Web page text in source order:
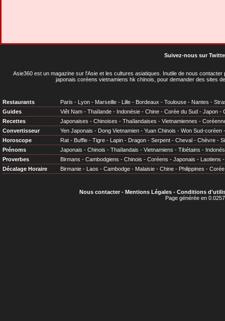
Suivez-nous sur
Asie360 est un magazine sur l'Asie et les cultures asiatiques . Inutile de nous
japonais coréens vietnamiens hk chinois, pour demander des sites
Restaurants Paris - Lyon - Marseille - Lille - Bordeaux - Toulouse - Nantes -
Guides
Viêt Nam - Thaïlande - Indonésie - Chine - Corée du Sud - Japon -
Recettes
Japonaises - Chinoises - Thaïlandaises - Vietnamiennes -
Convertisseur
Yen Japonais - Dong Vietnamien - Yuan Chinois - Won Sud-coréen
Horoscope
Rat - Buffle - Tigre - Lapin - Dragon - Serpent - Cheval - Chèvre -
Prénoms
Japonais - Chinois - Thaïlandais - Vietnamiens - Tibétains -
Proverbes
Birmans - Cambodgiens - Chinois - Coréens - Japonais - Laotiens
Décalage Horaire
Birmanie - Laos - Cambodge - Malaisie - Chine - Philippines - Corée
Nous contacter- Mentions Légales- Conditions
Page générée en